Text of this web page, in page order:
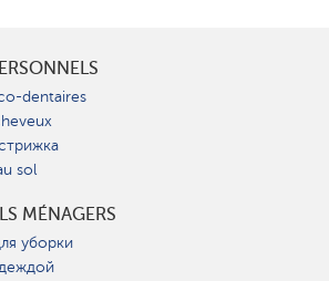
dentaires
sol
MÉNAGERS
уборки